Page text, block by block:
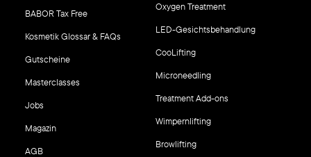
BABOR Tax Free
Kosmetik Glossar & FAQs
Gutscheine
Masterclasses
Jobs
Magazin
AGB
Oxygen Treatment
LED-Gesichtsbehandlung
CooLifting
Microneedling
Treatment Add-ons
Wimpernlifting
Browlifting